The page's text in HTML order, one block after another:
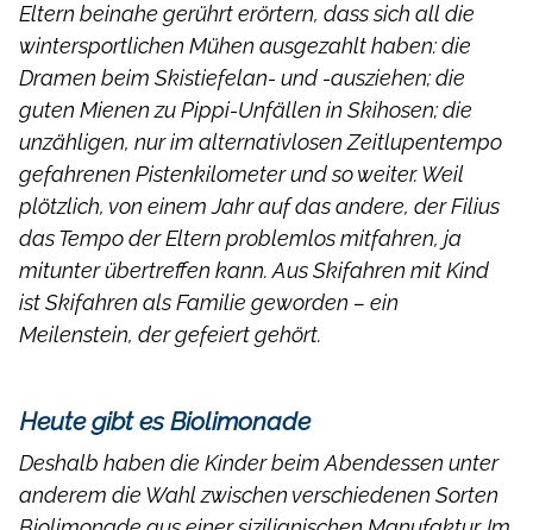
Eltern beinahe gerührt erörtern, dass sich all die
wintersportlichen Mühen ausgezahlt haben: die
Dramen beim Skistiefelan- und -ausziehen; die
guten Mienen zu Pippi-Unfällen in Skihosen; die
unzähligen, nur im alternativlosen Zeitlupentempo
gefahrenen Pistenkilometer und so weiter. Weil
plötzlich, von einem Jahr auf das andere, der Filius
das Tempo der Eltern problemlos mitfahren, ja
mitunter übertreffen kann. Aus Skifahren mit Kind
ist Skifahren als Familie geworden – ein
Meilenstein, der gefeiert gehört.
Heute gibt es Biolimonade
Deshalb haben die Kinder beim Abendessen unter
anderem die Wahl zwischen verschiedenen Sorten